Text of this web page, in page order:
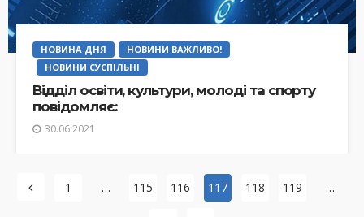
НОВИНА ДНЯ
НОВИНИ ВАЖЛИВО!
НОВИНИ СУСПІЛЬНІ
Відділ освіти, культури, молоді та спорту
повідомляє:
30.06.2021
1 … 115 116 117 118 119 …